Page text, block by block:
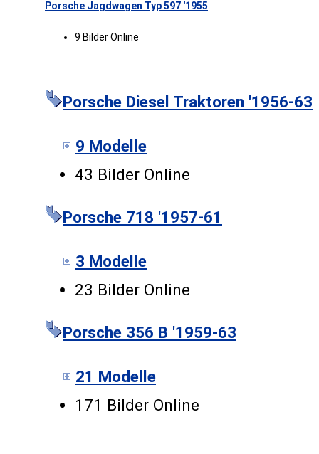
Porsche Jagdwagen Typ 597 '1955
9 Bilder Online
Porsche Diesel Traktoren '1956-63
9 Modelle
43 Bilder Online
Porsche 718 '1957-61
3 Modelle
23 Bilder Online
Porsche 356 B '1959-63
21 Modelle
171 Bilder Online